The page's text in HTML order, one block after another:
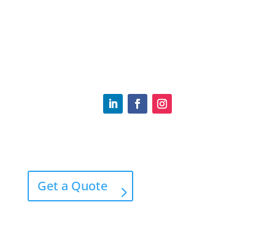
Get a Quote